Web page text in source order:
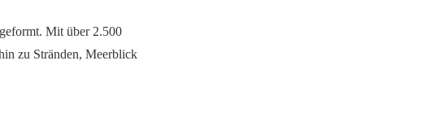
Mit über 2.500
zu Stränden, Meerblick